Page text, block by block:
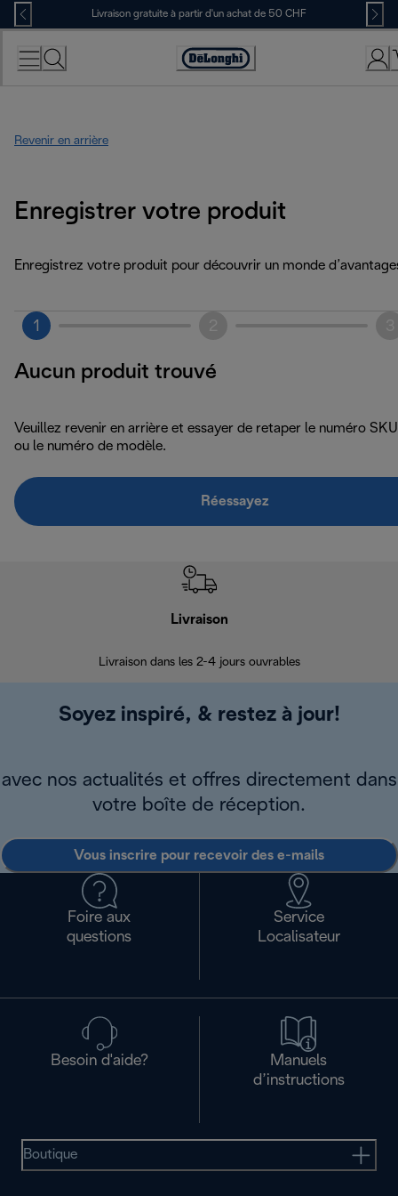
Skip
to
Content
Livraison gratuite à partir d'un achat de 50 CHF
Déclaration
Revenir en arrière
Enregistrer votre produit
Enregistrez votre produit pour découvrir un monde
1
Aucun produit trouvé
Veuillez revenir en arrière et essayer de retaper le numéro SKU
ou le numéro de modèle.
Réessayez
Livraison
Livraison dans les 2-4 jours ouvrables
Soyez inspiré, & restez à jour!
avec nos actualités et offres directement dans
votre boîte de réception.
Vous inscrire pour recevoir des e-mails
Foire aux
questions
Service
Localisateur
Besoin d'aide?
Manuels
d’instructions
Boutique